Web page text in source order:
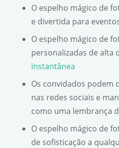
O espelho mágico de
e divertida para
O espelho mágico de
personalizadas de alta
instantânea
Os convidados podem
nas redes sociais e
como uma lembrança
O espelho mágico de
de sofisticação a